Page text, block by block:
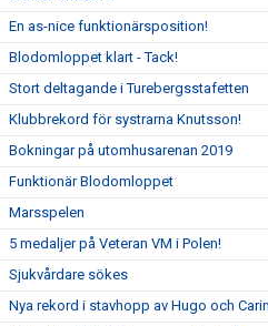
En as-nice funktionärsposition!
Blodomloppet klart - Tack!
Stort deltagande i Turebergsstafetten
Klubbrekord för systrarna Knutsson!
Bokningar på utomhusarenan 2019
Funktionär Blodomloppet
Marsspelen
5 medaljer på Veteran VM i Polen!
Sjukvårdare sökes
Nya rekord i stavhopp av Hugo och